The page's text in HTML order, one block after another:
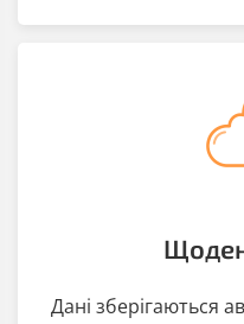
Дані зберігаються